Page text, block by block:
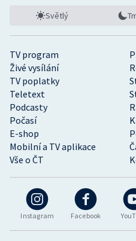
Instagram Facebook
TV program
Živé vysílání
TV poplatky
Teletext
Podcasty
Počasí
E-shop
Mobilní a TV aplikace
Vše o ČT
Světlý